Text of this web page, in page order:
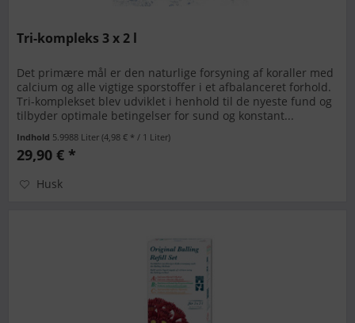
Tri-kompleks 3 x 2 l
Det primære mål er den naturlige forsyning af koraller med
calcium og alle vigtige sporstoffer i et afbalanceret forhold.
Tri-komplekset blev udviklet i henhold til de nyeste fund og
tilbyder optimale betingelser for sund og konstant...
Indhold 5.9988 Liter(4,98 € * / 1 Liter)
29,90 € *
Husk